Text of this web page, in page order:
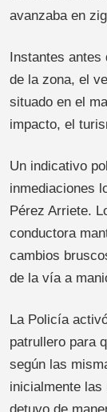
avanzaba en
Instantes antes
de la zona, el
situado en el
impacto, el
Un indicativo
inmediaciones
Pérez Arriete.
conductora
cambios
de la vía a
La Policía
patrullero para
según las
inicialmente